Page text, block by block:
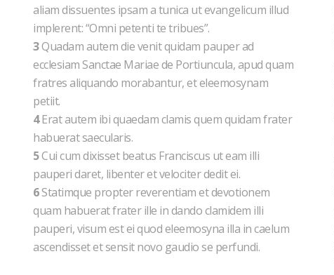
aliam dissuentes ipsam a tunica ut evangelicum illud
implerent: “Omni petenti te tribues”.
3Quadam autem die venit quidam pauper ad
ecclesiam Sanctae Mariae de Portiuncula, apud quam
fratres aliquando morabantur, et eleemosynam
petiit.
4Erat autem ibi quaedam clamis quem quidam frater
habuerat saecularis.
5Cui cum dixisset beatus Franciscus ut eam illi
pauperi daret, libenter et velociter dedit ei.
6Statimque propter reverentiam et devotionem
quam habuerat frater ille in dando clamidem illi
pauperi, visum est ei quod eleemosyna illa in caelum
ascendisset et sensit novo gaudio se perfundi.